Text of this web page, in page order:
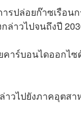
ปล่อยก๊าซเรือน
ล่าวไปจนถึงปี
าร์บอนไดออกไ
วไปยังภาคอุตส